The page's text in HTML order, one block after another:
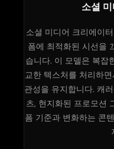
소셜
소셜 미디어 크리에이
폼에 최적화된 시선을
습니다. 이 모델은 복잡
교한 텍스처를 처리하
관성을 유지합니다. 캐
츠, 현지화된 프로모션
폼 기준과 변화하는 콘